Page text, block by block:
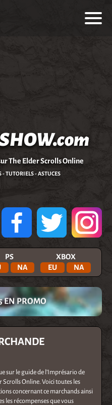
The Elder Scrolls Online
TUTORIELS - ASTUCES
PS
NA
XBOX
EU
NA
EN PROMO
sur le guide de l’Imprésario de
Scrolls Online. Voici toutes les
concernant ce marchands ainsi
les récompenses que vous